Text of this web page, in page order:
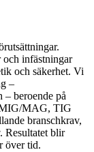
infästningar
och säkerhet. Vi
–
beroende på
MIG/MAG, TIG
branschkrav,
Resultatet blir
över tid.